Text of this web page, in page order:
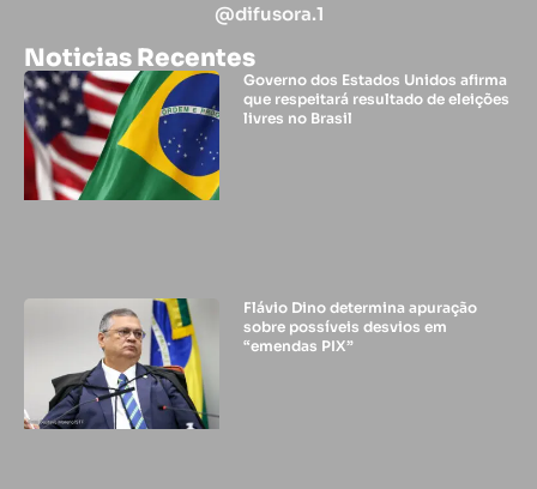
@difusora.1
Noticias Recentes
Governo dos Estados Unidos afirma
que respeitará resultado de eleições
livres no Brasil
Flávio Dino determina apuração
sobre possíveis desvios em
“emendas PIX”